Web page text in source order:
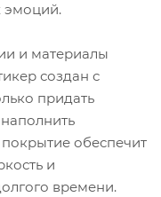
эмоций.
и материалы
создан с
придать
обеспечит
и
времени.